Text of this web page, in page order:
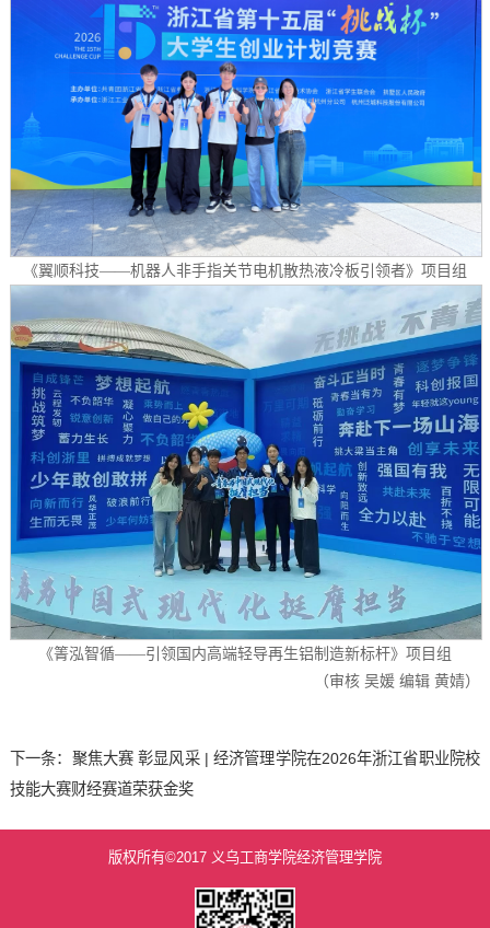
《翼顺科技——机器人非手指关节电机散热液冷板引领者》项目组
《箐泓智循——引领国内高端轻导再生铝制造新标杆》项目组
（审核 吴媛 编辑 黄婧）
下一条： 聚焦大赛 彰显风采 | 经济管理学院在2026年浙江省职业院校
技能大赛财经赛道荣获金奖
版权所有©2017 义乌工商学院经济管理学院